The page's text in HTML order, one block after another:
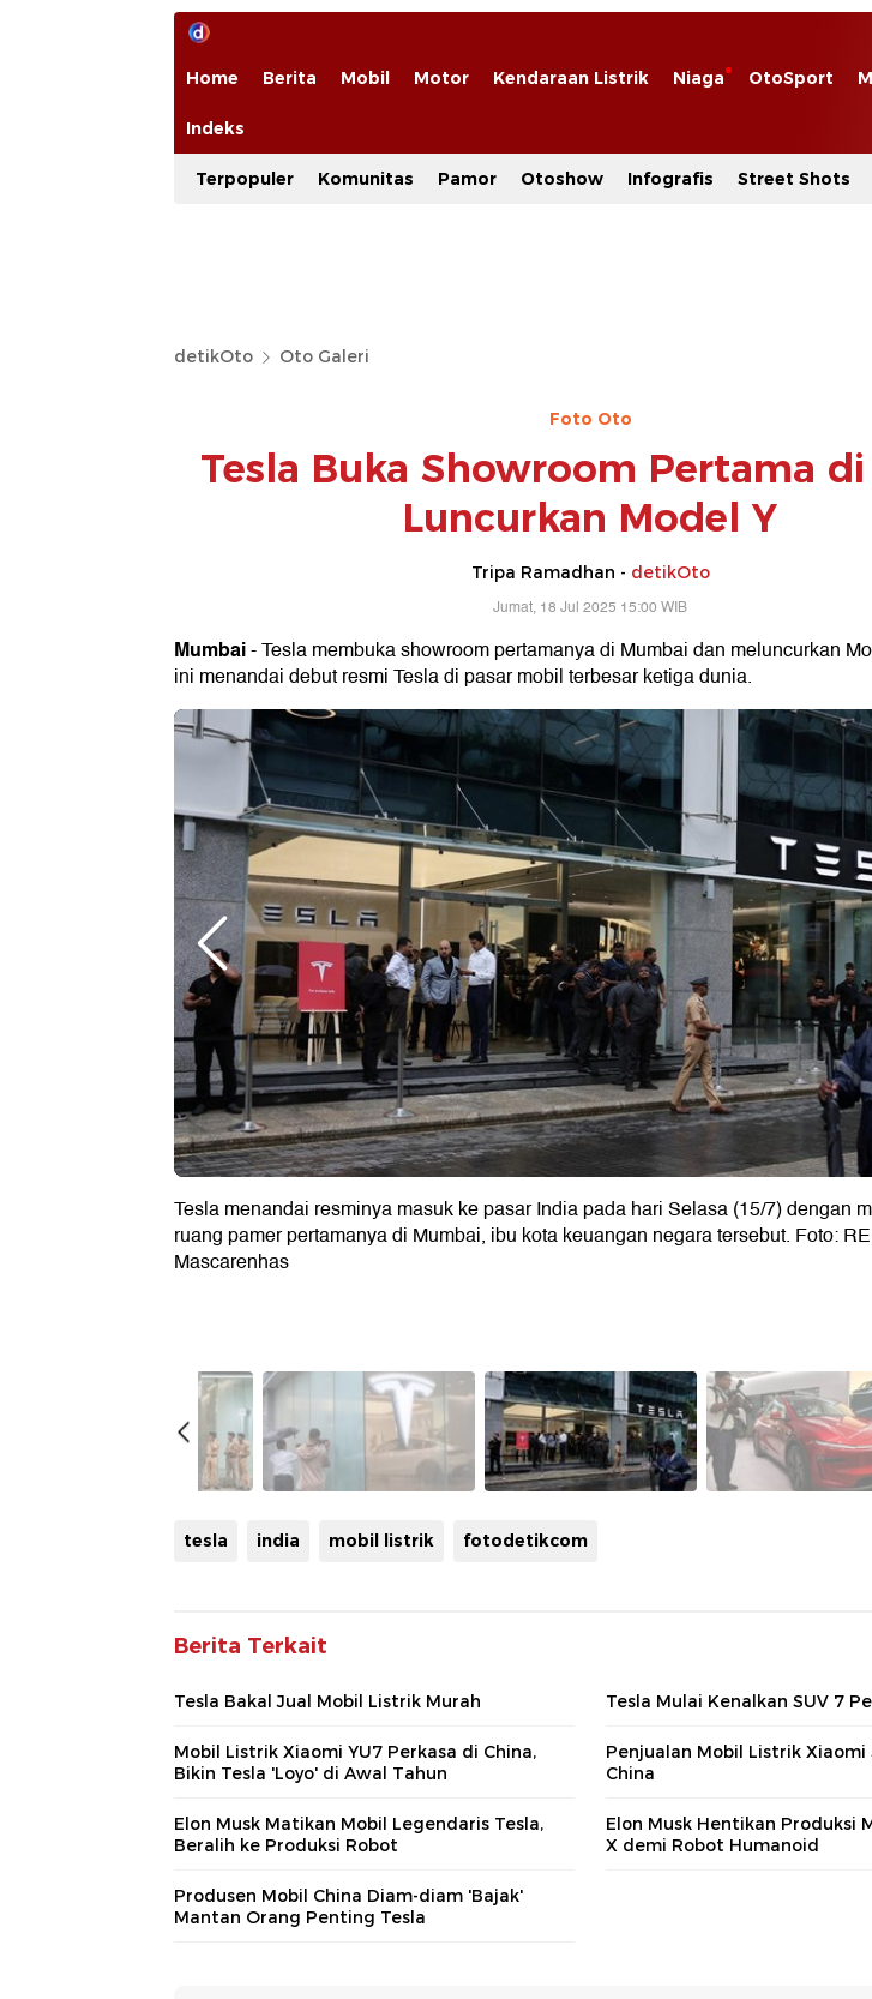
Home Berita Mobil Motor Kendaraan Listrik Niaga OtoSport
Indeks
Terpopuler Komunitas Pamor Otoshow Infografis Street Shots
detikOto Oto Galeri
Foto Oto
Tesla Buka Showroom Pertama
Luncurkan Model Y
Tripa Ramadhan - detikOto
Jumat, 18 Jul 2025 15:00 WIB
Mumbai- Tesla membuka showroom pertamanya di Mumbai dan meluncurkan
ini menandai debut resmi Tesla di pasar mobil terbesar ketiga dunia.
Tesla menandai resminya masuk ke pasar India pada hari Selasa (15/7) dengan
ruang pamer pertamanya di Mumbai, ibu kota keuangan negara tersebut. Foto:
Mascarenhas
tesla india mobil listrik fotodetikcom
Berita Terkait
Tesla Bakal Jual Mobil Listrik Murah Tesla Mulai Kenalkan SUV 7
Mobil Listrik Xiaomi YU7 Perkasa di China,
Bikin Tesla 'Loyo' di Awal Tahun
Penjualan Mobil Listrik Xiaomi
China
Elon Musk Matikan Mobil Legendaris Tesla,
Beralih ke Produksi Robot
Elon Musk Hentikan Produksi
X demi Robot Humanoid
Produsen Mobil China Diam-diam 'Bajak'
Mantan Orang Penting Tesla